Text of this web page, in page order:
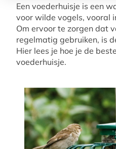
Een voederhuisje is een
voor wilde vogels, vooral
Om ervoor te zorgen dat
regelmatig gebruiken, is
Hier lees je hoe je de
voederhuisje.